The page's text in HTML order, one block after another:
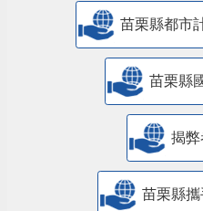
苗栗縣都市
苗栗縣
揭弊
苗栗縣